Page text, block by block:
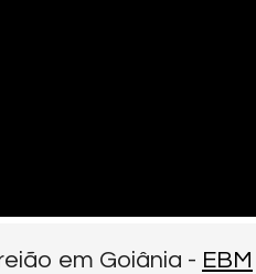
em Goiânia - EBM